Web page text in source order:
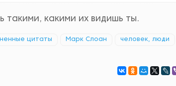
такими, какими их видишь ты.
цитаты Марк Слоан человек, люди